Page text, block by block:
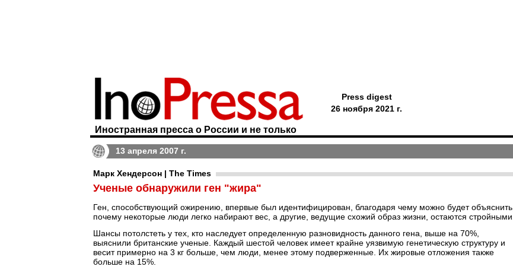
Иностранная пресса о России и не только
Press digest
26 ноября 2021 г.
13 апреля 2007 г.
Марк Хендерсон | The Times
Ученые обнаружили ген "жира"
Ген, способствующий ожирению, впервые был идентифицирован, благодаря чему можно будет объяснить,
почему некоторые люди легко набирают вес, а другие, ведущие схожий образ жизни, остаются стройными.
Шансы потолстеть у тех, кто наследует определенную разновидность данного гена, выше на 70%,
выяснили британские ученые. Каждый шестой человек имеет крайне уязвимую генетическую структуру и
весит примерно на 3 кг больше, чем люди, менее этому подверженные. Их жировые отложения также
больше на 15%.